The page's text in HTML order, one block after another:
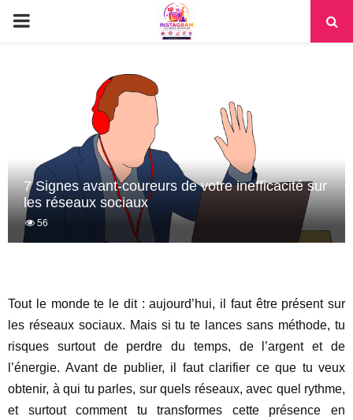
PRIMARY
7 Signes avant-coureurs de votre inefficacité sur
les réseaux sociaux
56
Tout le monde te le dit : aujourd’hui, il faut être présent sur
les réseaux sociaux. Mais si tu te lances sans méthode, tu
risques surtout de perdre du temps, de l’argent et de
l’énergie. Avant de publier, il faut clarifier ce que tu veux
obtenir, à qui tu parles, sur quels réseaux, avec quel rythme,
et surtout comment tu transformes cette présence en